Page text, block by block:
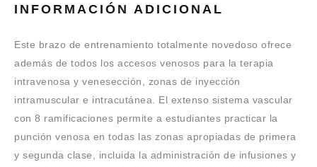
INFORMACIÓN ADICIONAL
Este brazo de entrenamiento totalmente novedoso ofrece
además de todos los accesos venosos para la terapia
intravenosa y venesección, zonas de inyección
intramuscular e intracutánea. El extenso sistema vascular
con 8 ramificaciones permite a estudiantes practicar la
punción venosa en todas las zonas apropiadas de primera
y segunda clase, incluida la administración de infusiones y